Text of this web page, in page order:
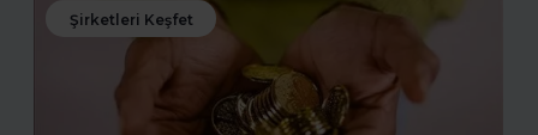
Şirketleri Keşfet